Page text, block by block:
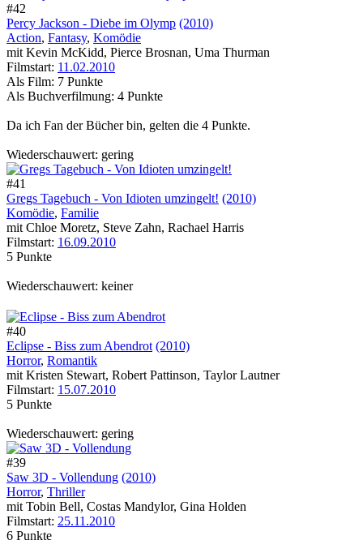
#42
Percy Jackson - Diebe im Olymp (2010)
Action, Fantasy, Komödie
mit Kevin McKidd, Pierce Brosnan, Uma Thurman
Filmstart: 11.02.2010
Als Film: 7 Punkte
Als Buchverfilmung: 4 Punkte
Da ich Fan der Bücher bin, gelten die 4 Punkte.
Wiederschauwert: gering
#41
Gregs Tagebuch - Von Idioten umzingelt! (2010)
Komödie, Familie
mit Chloe Moretz, Steve Zahn, Rachael Harris
Filmstart: 16.09.2010
5 Punkte
Wiederschauwert: keiner
#40
Eclipse - Biss zum Abendrot (2010)
Horror, Romantik
mit Kristen Stewart, Robert Pattinson, Taylor Lautner
Filmstart: 15.07.2010
5 Punkte
Wiederschauwert: gering
#39
Saw 3D - Vollendung (2010)
Horror, Thriller
mit Tobin Bell, Costas Mandylor, Gina Holden
Filmstart: 25.11.2010
6 Punkte